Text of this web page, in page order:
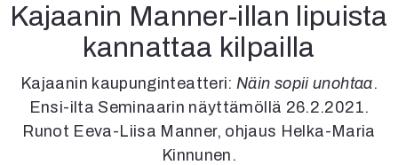
Sámegillii
Pääkirjoitus
Oulu2026
Näyttelyt
Musiikki
Levyt
Kajaanin Manner-illan lipuista
kannattaa kilpailla
Kajaanin kaupunginteatteri:Näin sopii unohtaa.
Ensi-ilta Seminaarin näyttämöllä 26.2.2021.
Runot Eeva-Liisa Manner, ohjaus Helka-Maria
Kinnunen.